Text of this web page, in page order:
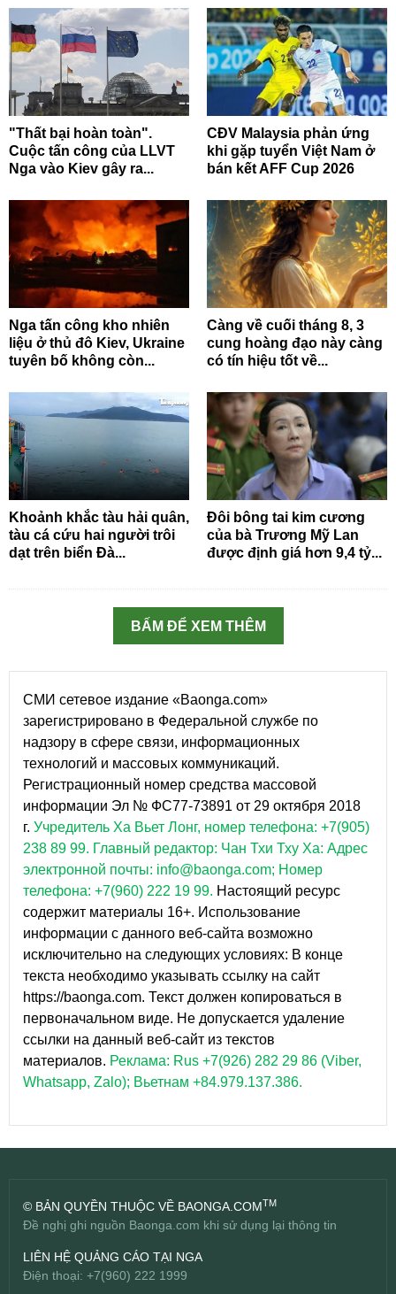
"Thất bại hoàn toàn".
Cuộc tấn công của LLVT
Nga vào Kiev gây ra...
CĐV Malaysia phản ứng
khi gặp tuyển Việt Nam ở
bán kết AFF Cup 2026
Nga tấn công kho nhiên
liệu ở thủ đô Kiev, Ukraine
tuyên bố không còn...
Càng về cuối tháng 8, 3
cung hoàng đạo này càng
có tín hiệu tốt về...
Khoảnh khắc tàu hải quân,
tàu cá cứu hai người trôi
dạt trên biển Đà...
Đôi bông tai kim cương
của bà Trương Mỹ Lan
được định giá hơn 9,4 tỷ...
BẤM ĐỂ XEM THÊM
СМИ сетевое издание «Baonga.com»
зарегистрировано в Федеральной службе по
надзору в сфере связи, информационных
технологий и массовых коммуникаций.
Регистрационный номер средства массовой
информации Эл № ФС77-73891 от 29 октября 2018
г. Учредитель Ха Вьет Лонг, номер телефона: +7(905)
238 89 99. Главный редактор: Чан Тхи Тху Ха: Адрес
электронной почты: info@baonga.com; Номер
телефона: +7(960) 222 19 99. Настоящий ресурс
содержит материалы 16+. Использование
информации с данного веб-сайта возможно
исключительно на следующих условиях: В конце
текста необходимо указывать ссылку на сайт
https://baonga.com. Текст должен копироваться в
первоначальном виде. Не допускается удаление
ссылки на данный веб-сайт из текстов
материалов. Реклама: Rus +7(926) 282 29 86 (Viber,
Whatsapp, Zalo); Вьетнам +84.979.137.386.
© BẢN QUYỀN THUỘC VỀ BAONGA.COMTM
Đề nghị ghi nguồn Baonga.com khi sử dụng lại thông tin
LIÊN HỆ QUẢNG CÁO TẠI NGA
Điện thoại: +7(960) 222 1999